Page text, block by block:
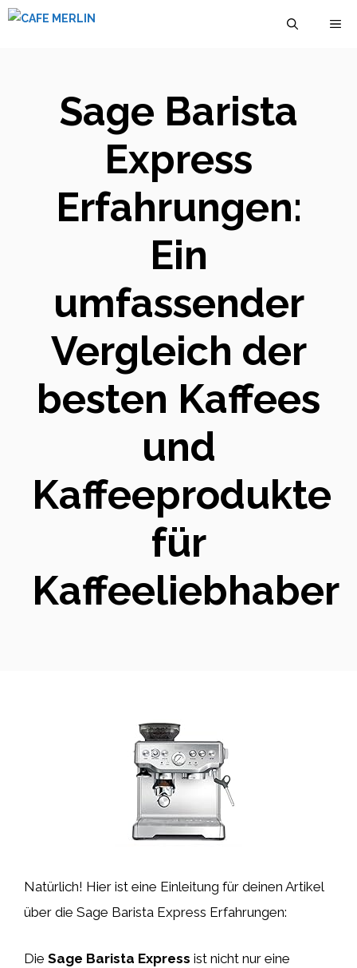
Zum
Sage Barista
Express
Erfahrungen:
Ein
umfassender
Vergleich der
besten Kaffees
und
Kaffeeprodukte
für
Kaffeeliebhaber
Natürlich! Hier ist eine Einleitung für deinen Artikel
über die Sage Barista Express Erfahrungen:
Die Sage Barista Express ist nicht nur eine